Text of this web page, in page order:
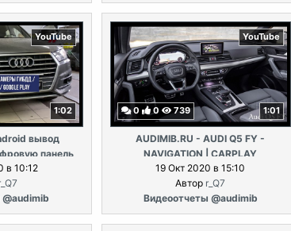
YouTube
1:02
вывод
панель
Cockpit).
в 10:12
YouTube
0 0 739 1:01
AUDIMIB.RU - AUDI Q5 FY -
NAVIGATION | CARPLAY
19 Окт 2020 в 15:10
Автор r_Q7
Видеоотчеты @audimib